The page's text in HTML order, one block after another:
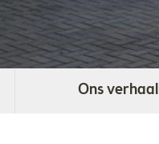
Ons verhaal